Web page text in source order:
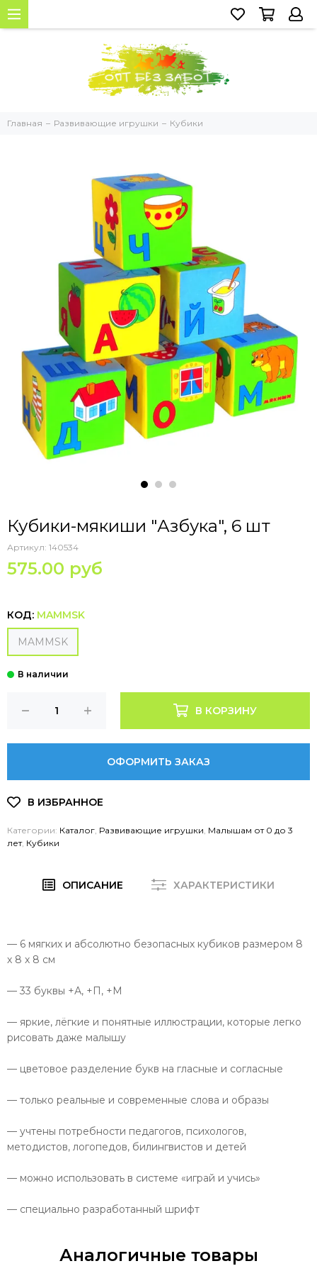
Главная Развивающие игрушки Кубики
Кубики-мякиши "Азбука", 6 шт
Артикул: 140534
575.00 руб
КОД: MAMMSK
MAMMSK
В КОРЗИНУ
ОФОРМИТЬ ЗАКАЗ
Категории: Каталог Развивающие игрушки Малышам от 0 до 3
лет, Кубики
ОПИСАНИЕ ХАРАКТЕРИСТИКИ
— 6 мягких и абсолютно безопасных кубиков размером 8
х 8 х 8 см
— 33 буквы +А, +П, +М
— яркие, лёгкие и понятные иллюстрации, которые легко
рисовать даже малышу
— цветовое разделение букв на гласные и согласные
— только реальные и современные слова и образы
— учтены потребности педагогов, психологов,
методистов, логопедов, билингвистов и детей
— можно использовать в системе «играй и учись»
— специально разработанный шрифт
Аналогичные товары